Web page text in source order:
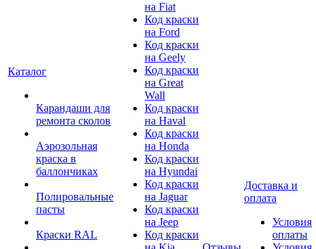
Каталог
Карандаши для
ремонта сколов
Аэрозольная
краска в
баллончиках
Полировальные
пасты
Краски RAL
на Fiat
Код краски
на Ford
Код краски
на Geely
Код краски
на Great
Wall
Код краски
на Haval
Код краски
на Honda
Код краски
на Hyundai
Код краски
на Jaguar
Код краски
на Jeep
Код краски
Доставка и
оплата
Условия
оплаты